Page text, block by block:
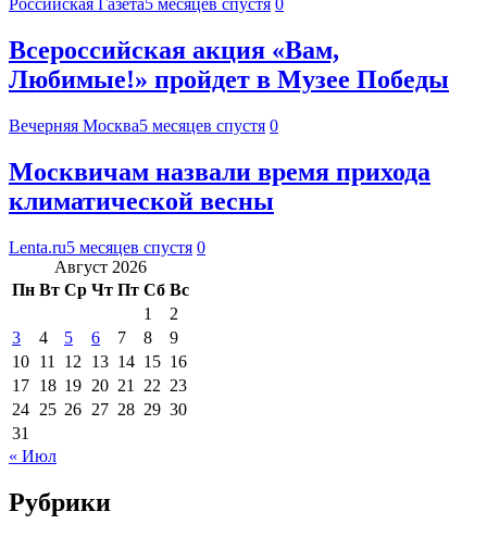
Российская Газета5 месяцев спустя 0
Всероссийская акция «Вам,
Любимые!» пройдет в Музее Победы
Вечерняя Москва5 месяцев спустя 0
Москвичам назвали время прихода
климатической весны
Lenta.ru5 месяцев спустя 0
Август 2026
Пн Вт Ср Чт Пт Сб Вс
1
2
3
4 5 6 7 8
9
10 11 12 13 14 15 16
17 18 19 20 21 22 23
24 25 26 27 28 29 30
31
« Июл
Рубрики